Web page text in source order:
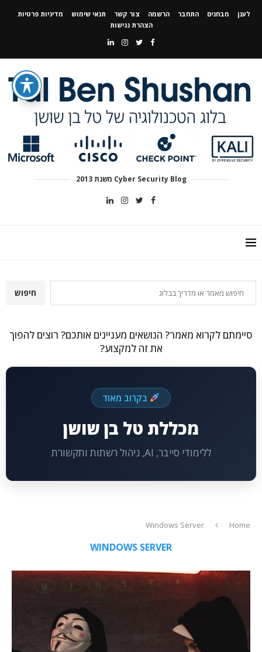
לענן מבחנים התחבר הרשמה צור קשר תנאי שימוש
מדיניות פרטיות
הצהרת נגישות
Cyber Security Blog משנת 2013
חיפוש
סיימתם לקרוא מאמר? הנושאים מעניינים אותכם? רוצים להפוך
את זה למקצוע?
בקרוב מאוד
מכללת טל בן שושן
ללימודי סייבר, AI, ניהול רשתות ותקשורת
Home
Windows Server
WINDOWS SERVER